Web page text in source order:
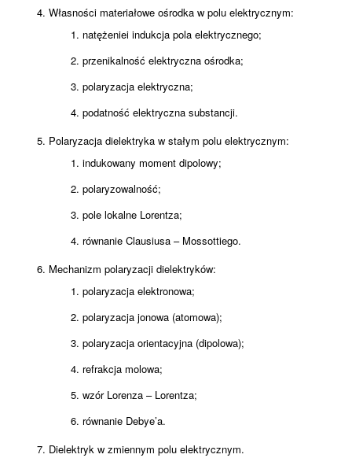
Własności materiałowe ośrodka w polu elektrycznym:
natężeniei indukcja pola elektrycznego;
przenikalność elektryczna ośrodka;
polaryzacja elektryczna;
podatność elektryczna substancji.
Polaryzacja dielektryka w stałym polu elektrycznym:
indukowany moment dipolowy;
polaryzowalność;
pole lokalne Lorentza;
równanie Clausiusa – Mossottiego.
Mechanizm polaryzacji dielektryków:
polaryzacja elektronowa;
polaryzacja jonowa (atomowa);
polaryzacja orientacyjna (dipolowa);
refrakcja molowa;
wzór Lorenza – Lorentza;
równanie Debye’a.
Dielektryk w zmiennym polu elektrycznym.